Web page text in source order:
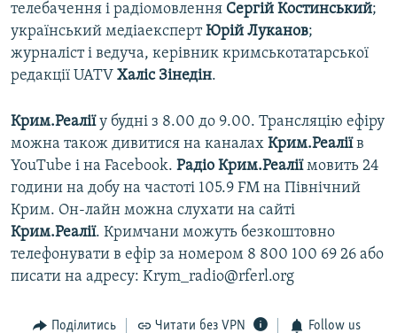
телебачення і радіомовлення Сергій Костинський;
український медіаекспертЮрій Луканов;
журналіст і ведуча, керівник кримськотатарської
редакції UATV Халіс Зінедін.
Крим.Реаліїу будні з 8.00 до 9.00. Трансляцію ефіру
можна також дивитися на каналах Крим.Реаліїв
YouTube і на Facebook. Радіо Крим.Реаліїмовить 24
години на добу на частоті 105.9 FM на Північний
Крим. Он-лайн можна слухати на сайті
Крим.Реалії. Кримчани можуть безкоштовно
телефонувати в ефір за номером 8 800 100 69 26 або
писати на адресу: Krym_radio@rferl.org
Поділитись Читати без VPN Follow us